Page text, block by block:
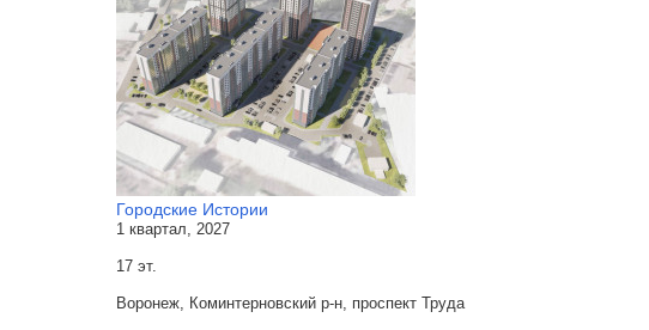
Городские Истории
1 квартал, 2027
17 эт.
Воронеж, Коминтерновский р-н, проспект Труда